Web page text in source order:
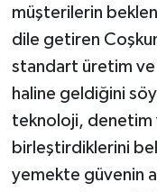
müşterilerin
dile getiren
standart üretim ve
haline geldiğini
teknoloji, denetim
birleştirdiklerini
yemekte güvenin